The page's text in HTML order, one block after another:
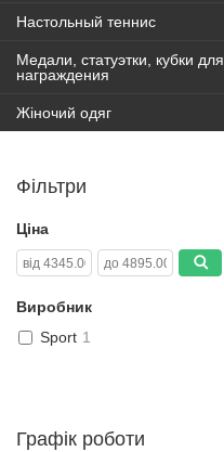
Настольный теннис
Медали, статуэтки, кубки для
награждения
Жіночий одяг
Фільтри
Ціна
Виробник
Sport 1
Графік роботи